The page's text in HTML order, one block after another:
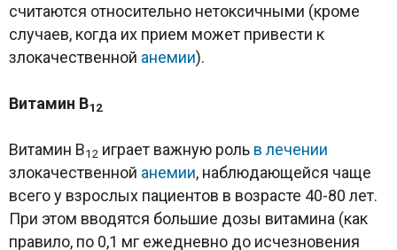
считаются относительно нетоксичными (кроме
случаев, когда их прием может привести к
злокачественной анемии).
Витамин B12
Витамин B12 играет важную роль в лечении
злокачественной анемии, наблюдающейся чаще
всего у взрослых пациентов в возрасте 40-80 лет.
При этом вводятся большие дозы витамина (как
правило, по 0,1 мг ежедневно до исчезновения